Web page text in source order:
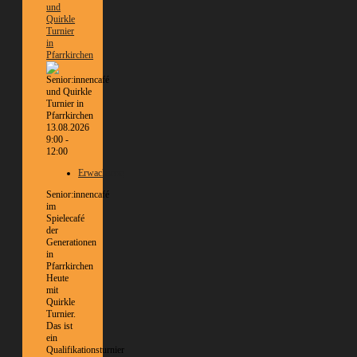
und
Quirkle
Turnier
in
Pfarrkirchen
13.08.2026
9:00 -
12:00
Erwachsene
Senior:innencafé
im
Spielecafé
der
Generationen
in
Pfarrkirchen
Heute
mit
Quirkle
Turnier.
Das ist
ein
Qualifikationsturnier